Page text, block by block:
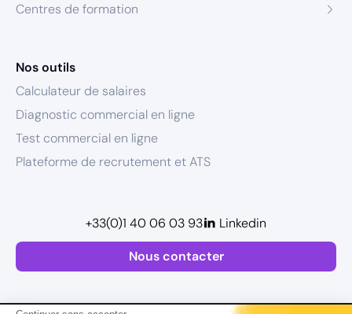
Centres de formation
Nos outils
Calculateur de salaires
Diagnostic commercial en ligne
Test commercial en ligne
Plateforme de recrutement et ATS
Nous contacter
+33(0)1 40 06 03 93 Linkedin